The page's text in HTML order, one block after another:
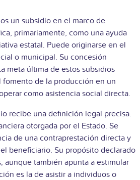
un subsidio en el marco de
primariamente, como una ayuda
estatal. Puede originarse en el
o municipal. Su concesión
meta última de estos subsidios
fomento de la producción en un
como asistencia social directa.
recibe una definición legal precisa.
otorgada por el Estado. Se
de una contraprestación directa y
beneficiario. Su propósito declarado
aunque también apunta a estimular
es la de asistir a individuos o